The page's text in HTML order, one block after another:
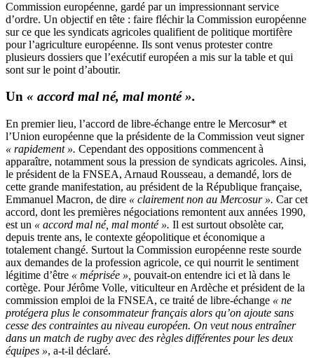
Commission européenne, gardé par un impressionnant service
d’ordre. Un objectif en tête : faire fléchir la Commission européenne
sur ce que les syndicats agricoles qualifient de politique mortifère
pour l’agriculture européenne. Ils sont venus protester contre
plusieurs dossiers que l’exécutif européen a mis sur la table et qui
sont sur le point d’aboutir.
Un « accord mal né, mal monté ».
En premier lieu, l’accord de libre-échange entre le Mercosur* et
l’Union européenne que la présidente de la Commission veut signer
« rapidement ». Cependant des oppositions commencent à
apparaître, notamment sous la pression de syndicats agricoles. Ainsi,
le président de la FNSEA, Arnaud Rousseau, a demandé, lors de
cette grande manifestation, au président de la République française,
Emmanuel Macron, de dire « clairement non au Mercosur ». Car cet
accord, dont les premières négociations remontent aux années 1990,
est un « accord mal né, mal monté ». Il est surtout obsolète car,
depuis trente ans, le contexte géopolitique et économique a
totalement changé. Surtout la Commission européenne reste sourde
aux demandes de la profession agricole, ce qui nourrit le sentiment
légitime d’être « méprisée », pouvait-on entendre ici et là dans le
cortège. Pour Jérôme Volle, viticulteur en Ardèche et président de la
commission emploi de la FNSEA, ce traité de libre-échange « ne
protégera plus le consommateur français alors qu’on ajoute sans
cesse des contraintes au niveau européen. On veut nous entraîner
dans un match de rugby avec des règles différentes pour les deux
équipes », a-t-il déclaré.